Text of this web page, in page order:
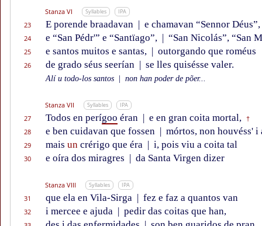
Stanza VI Syllables IPA
23 E porende braadavan | e chamavan “Sennor Déus”,
24 e “San Pédr'” e “Santïago”, | “San Nicolás”, “San
25 e santos muitos e santas, | outorgando que roméus
26 de grado séus seerían | se lles quisésse valer.
Alí u todo-los santos non han poder de põer...
Stanza VII Syllables IPA
27 Todos en perígoo éran | e en gran coita mortal, †
28 e ben cuidavan que fossen | mórtos, non houvéss' i
29 mais un crérigo que éra | i, pois viu a coita tal
30 e oíra dos miragres | da Santa Virgen dizer
Stanza VIII Syllables IPA
31 que ela en Vila-Sirga | fez e faz a quantos van
32 i mercee e ajuda | pedir das coitas que han,